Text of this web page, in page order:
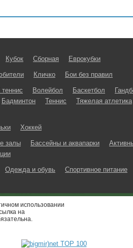
Кубок Сборная Еврокубки
Кличко Бои без правил
Волейбол Баскетбол
Бадминтон Теннис Тяжелая атлетика
Хоккей
залы Бассейны и аквапарки
Одежда и обувь Спортивное питание
использовании
на